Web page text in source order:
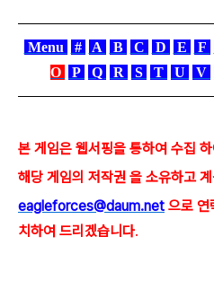
Menu # A B C D E F
O
P Q R S T U V
본 게임은 웹서핑을 통하여 수집
해당 게임의 저작권 을 소유하고
eagleforces@daum.net 으로 연
치하여 드리겠습니다.